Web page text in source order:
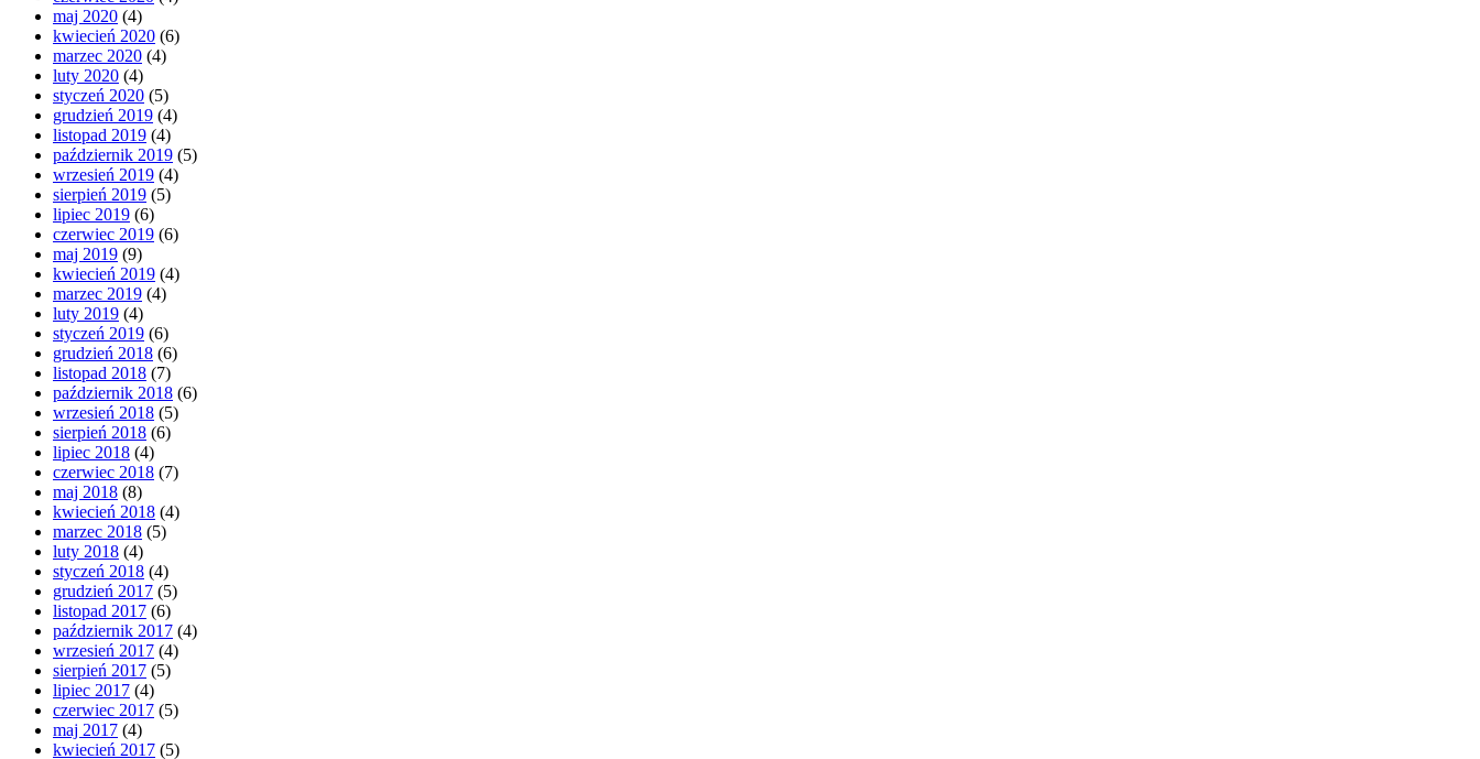
maj 2020 (4)
kwiecień 2020 (6)
marzec 2020 (4)
luty 2020 (4)
styczeń 2020 (5)
grudzień 2019 (4)
listopad 2019 (4)
październik 2019 (5)
wrzesień 2019 (4)
sierpień 2019 (5)
lipiec 2019 (6)
czerwiec 2019 (6)
maj 2019 (9)
kwiecień 2019 (4)
marzec 2019 (4)
luty 2019 (4)
styczeń 2019 (6)
grudzień 2018 (6)
listopad 2018 (7)
październik 2018 (6)
wrzesień 2018 (5)
sierpień 2018 (6)
lipiec 2018 (4)
czerwiec 2018 (7)
maj 2018 (8)
kwiecień 2018 (4)
marzec 2018 (5)
luty 2018 (4)
styczeń 2018 (4)
grudzień 2017 (5)
listopad 2017 (6)
październik 2017 (4)
wrzesień 2017 (4)
sierpień 2017 (5)
lipiec 2017 (4)
czerwiec 2017 (5)
maj 2017 (4)
kwiecień 2017 (5)